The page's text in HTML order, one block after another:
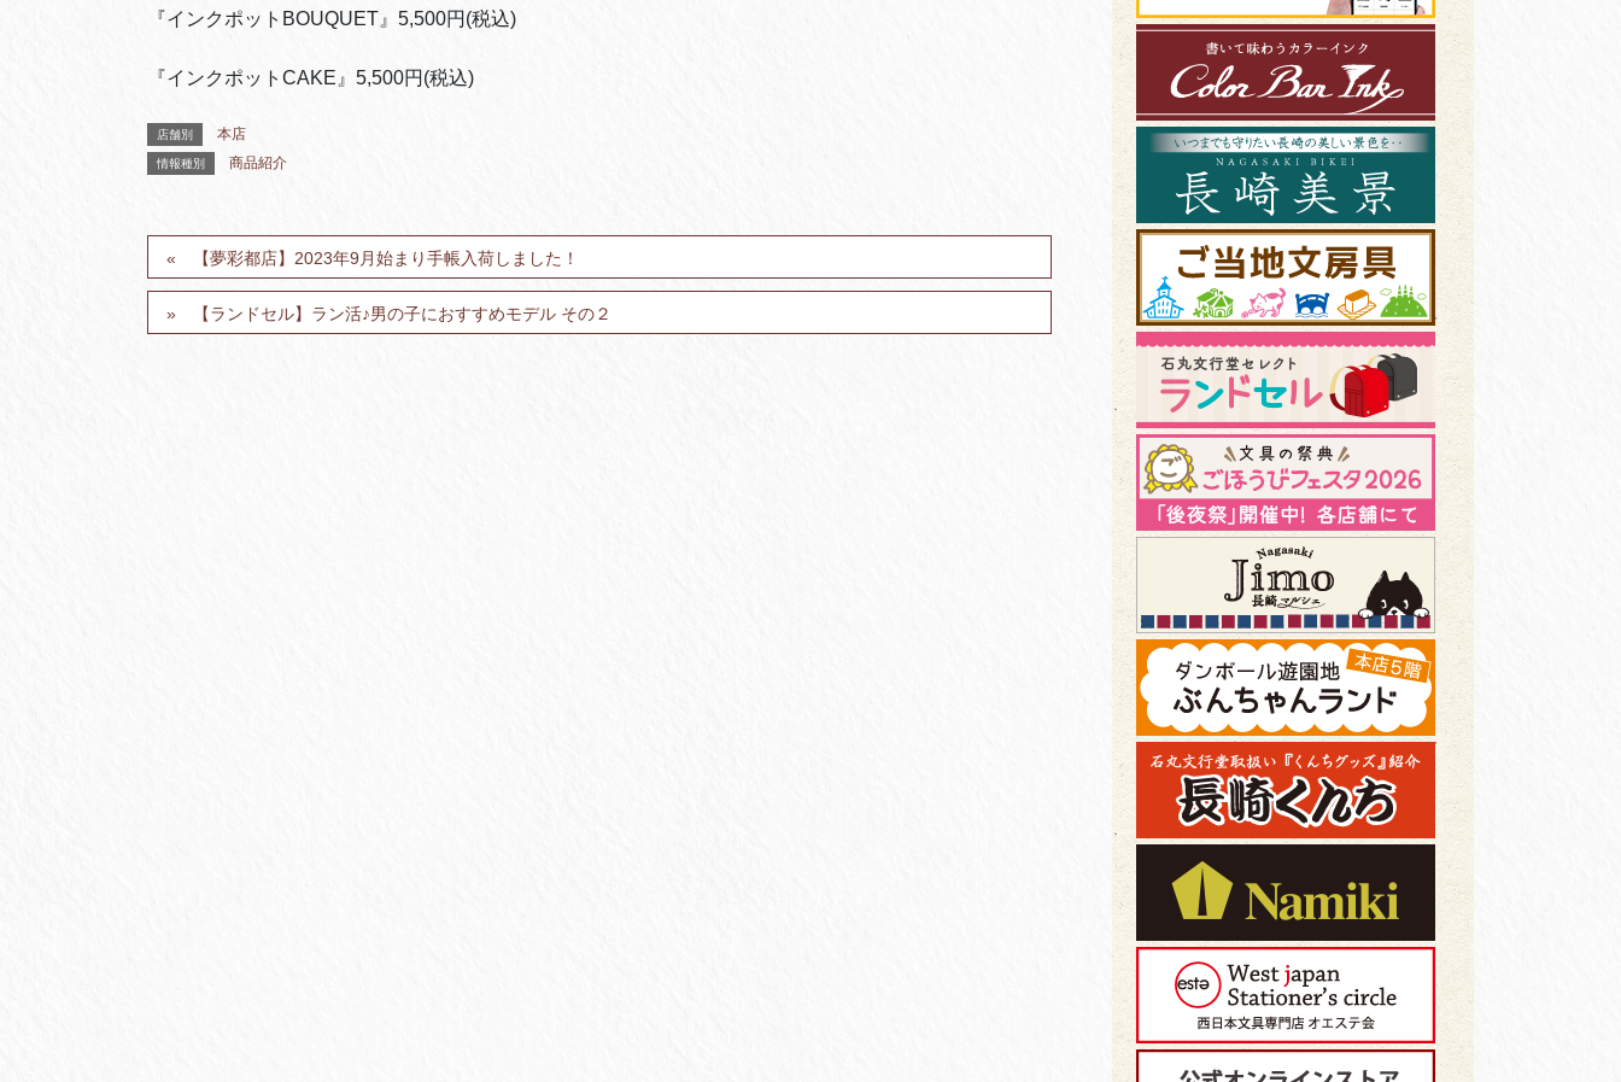
『インクポットBOUQUET』5,500円(税込)
『インクポットCAKE』5,500円(税込)
店舗別 本店
情報種別 商品紹介
【夢彩都店】2023年9月始まり手帳入荷しました！
【ランドセル】ラン活♪男の子におすすめモデル その２